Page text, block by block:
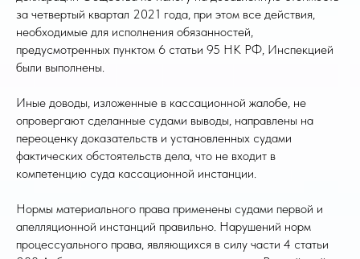
за четвертый квартал 2021 года, при этом все действия,
необходимые для исполнения обязанностей,
предусмотренных пунктом 6 статьи 95 НК РФ, Инспекцией
были выполнены.
Иные доводы, изложенные в кассационной жалобе, не
опровергают сделанные судами выводы, направлены на
переоценку доказательств и установленных судами
фактических обстоятельств дела, что не входит в
компетенцию суда кассационной инстанции.
Нормы материального права применены судами первой и
апелляционной инстанций правильно. Нарушений норм
процессуального права, являющихся в силу части 4 статьи